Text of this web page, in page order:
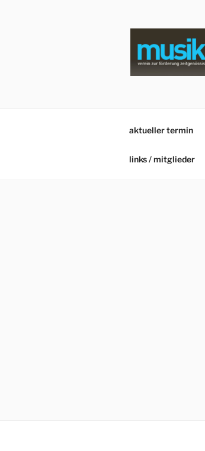
aktueller termin
links / mitglieder